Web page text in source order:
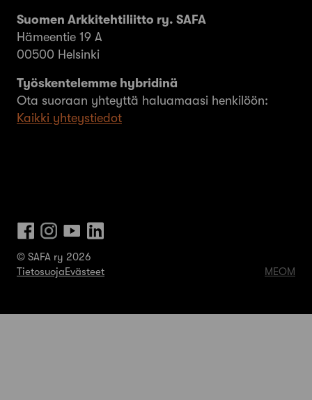
Suomen Arkkitehtiliitto ry. SAFA
Hämeentie 19 A
00500 Helsinki
Työskentelemme hybridinä
Ota suoraan yhteyttä haluamaasi henkilöön:
Kaikki yhteystiedot
© SAFA ry 2026
TietosuojaEvästeet MEOM